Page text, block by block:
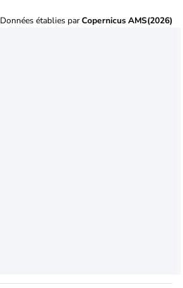
Données établies parCopernicus AMS(2026)